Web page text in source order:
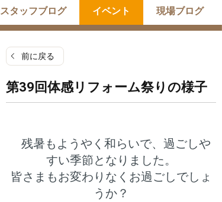
スタッフブログ イベント 現場ブログ
前に戻る
第39回体感リフォーム祭りの様子
残暑もようやく和らいで、過ごしや
すい季節となりました。
皆さまもお変わりなくお過ごしでしょ
うか？